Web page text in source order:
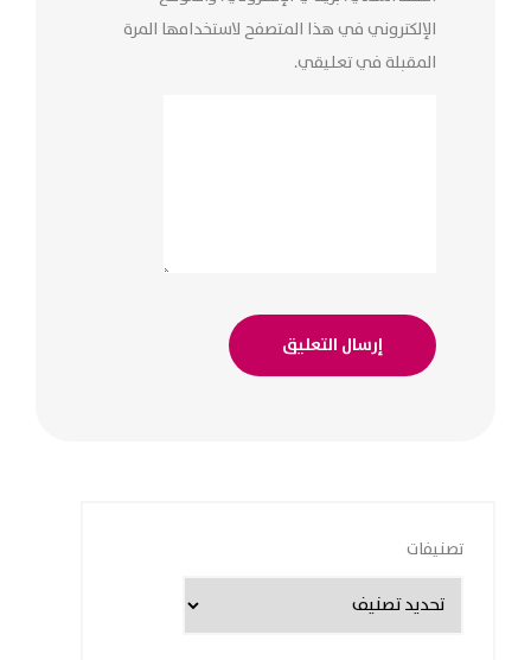
الإلكتروني في هذا المتصفح لاستخدامها المرة
المقبلة في تعليقي.
تصنيفات